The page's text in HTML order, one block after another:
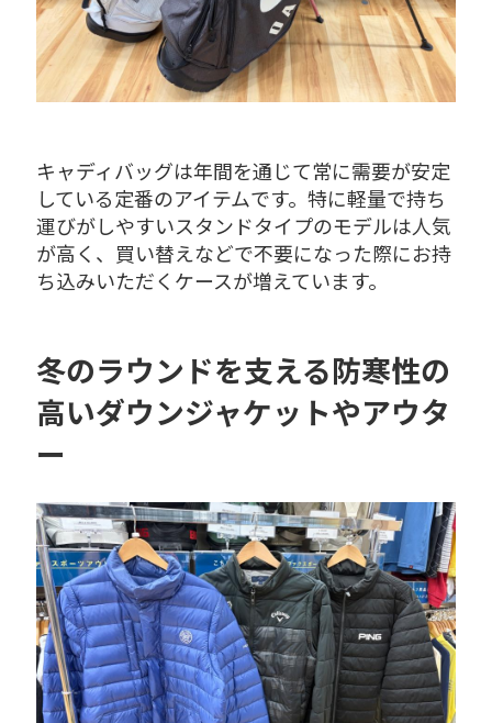
キャディバッグは年間を通じて常に需要が安定
している定番のアイテムです。特に軽量で持ち
運びがしやすいスタンドタイプのモデルは人気
が高く、買い替えなどで不要になった際にお持
ち込みいただくケースが増えています。
冬のラウンドを支える防寒性の
高いダウンジャケットやアウタ
ー